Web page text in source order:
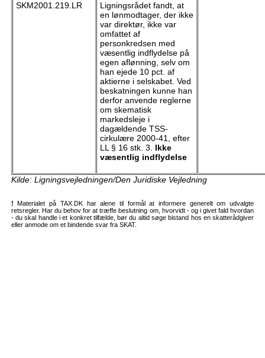
SKM2001.219.LR
Ligningsrådet fandt, at
en lønmodtager, der ikke
var direktør, ikke var
omfattet af
personkredsen med
væsentlig indflydelse på
egen aflønning, selv om
han ejede 10 pct. af
aktierne i selskabet. Ved
beskatningen kunne han
derfor anvende reglerne
om skematisk
markedsleje i
dagældende TSS-
cirkulære 2000-41, efter
LL § 16 stk. 3. Ikke
væsentlig indflydelse
Kilde: Ligningsvejledningen/Den Juridiske Vejledning
! Materialet på TAX.DK har alene til formål at informere generelt om udvalgte
retsregler. Har du behov for at træffe beslutning om, hvorvidt - og i givet fald hvordan
- du skal handle i et konkret tilfælde, bør du altid søge bistand hos en skatterådgiver
eller anmode om et bindende svar fra SKAT.